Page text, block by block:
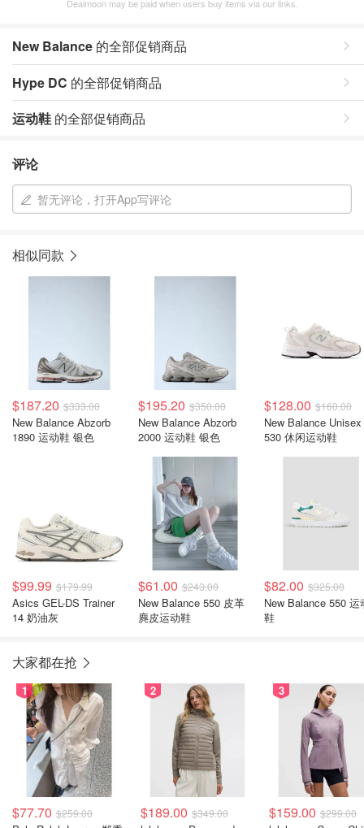
Dealmoon may be paid when users buy items via our links.
New Balance 的全部促销商品
Hype DC 的全部促销商品
运动鞋 的全部促销商品
评论
暂无评论，打开App写评论
相似同款
$187.20 $333.00
New Balance Abzorb
1890 运动鞋 银色
$195.20 $350.00
New Balance Abzorb
2000 运动鞋 银色
$128.00 $160.00
New Balance Unisex
530 休闲运动鞋
$99.99 $179.99
Asics GEL-DS Trainer
14 奶油灰
$61.00 $243.00
New Balance 550 皮革
麂皮运动鞋
$82.00 $325.00
New Balance 550 运
鞋
大家都在抢
1
$77.70 $259.00
2
$189.00 $349.00
3
$159.00 $299.00